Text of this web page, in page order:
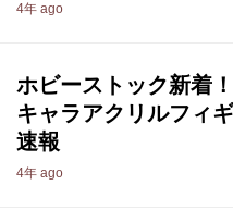
4年 ago
ホビーストック新着
キャラアクリルフィ
速報
4年 ago